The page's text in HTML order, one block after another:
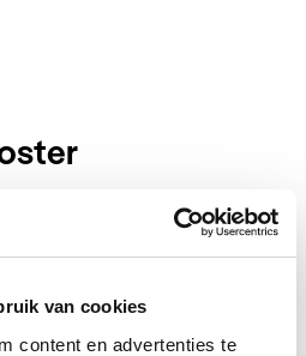
van cookies
content en advertenties te
rotsformaties van de
klooster een
de prachtige
de muren van dit heilige